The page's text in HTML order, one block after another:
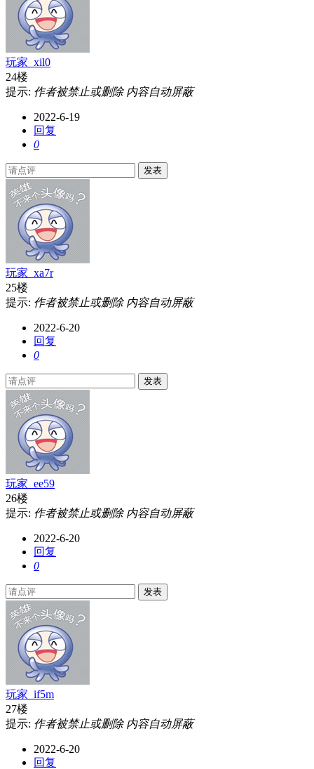
玩家_xil0
24楼
提示: 作者被禁止或删除 内容自动屏蔽
2022-6-19
回复
0
发表
玩家_xa7r
25楼
提示: 作者被禁止或删除 内容自动屏蔽
2022-6-20
回复
0
发表
玩家_ee59
26楼
提示: 作者被禁止或删除 内容自动屏蔽
2022-6-20
回复
0
发表
玩家_if5m
27楼
提示: 作者被禁止或删除 内容自动屏蔽
2022-6-20
回复